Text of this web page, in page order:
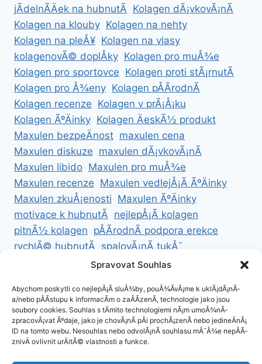
jÃ­delnÃ­Äek na hubnutÃ­ Kolagen dÃ¡vkovÃ¡nÃ­
Kolagen na klouby Kolagen na nehty
Kolagen na pleÅ¥ Kolagen na vlasy
kolagenovÃ© doplÅky Kolagen pro muÅ¾e
Kolagen pro sportovce Kolagen proti stÃ¡rnutÃ­
Kolagen pro Å¾eny Kolagen pÅÃ­rodnÃ­
Kolagen recenze Kolagen v prÃ¡Å¡ku
Kolagen ÃºÄinky Kolagen ÄeskÃ½ produkt
Maxulen bezpeÄnost maxulen cena
Maxulen diskuze maxulen dÃ¡vkovÃ¡nÃ­
Maxulen libido Maxulen pro muÅ¾e
Maxulen recenze Maxulen vedlejÅ¡Ã­ ÃºÄinky
Maxulen zkuÅ¡enosti Maxulen ÃºÄinky
motivace k hubnutÃ­ nejlepÅ¡Ã­ kolagen
pitnÃ½ kolagen pÅÃ­rodnÃ­ podpora erekce
rychlÃ© hubnutÃ­ spalovÃ¡nÃ­ tukÅ¯
ZdravÃ© hubnutÃ­ ZdravÃ© recepty na hubnutÃ­
ZÃ¡sady cookies (EU)
Spravovat Souhlas
Abychom poskytli co nejlepÅ¡Ã­ sluÅ¾by, pouÅ¾Ã­vÃ¡me k uklÃ¡dÃ¡nÃ­
a/nebo pÅÃ­stupu k informacÃ­m o zaÅÃ­zenÃ­, technologie jako jsou
soubory cookies. Souhlas s tÄmito technologiemi nÃ¡m umoÅ¾nÃ­
zpracovÃ¡vat Ãºdaje, jako je chovÃ¡nÃ­ pÅi prochÃ¡zenÃ­ nebo jedineÄnÃ¡
ID na tomto webu. Nesouhlas nebo odvolÃ¡nÃ­ souhlasu mÅ¯Å¾e nepÅÃ­
znivÄ ovlivnit urÄitÃ© vlastnosti a funkce.